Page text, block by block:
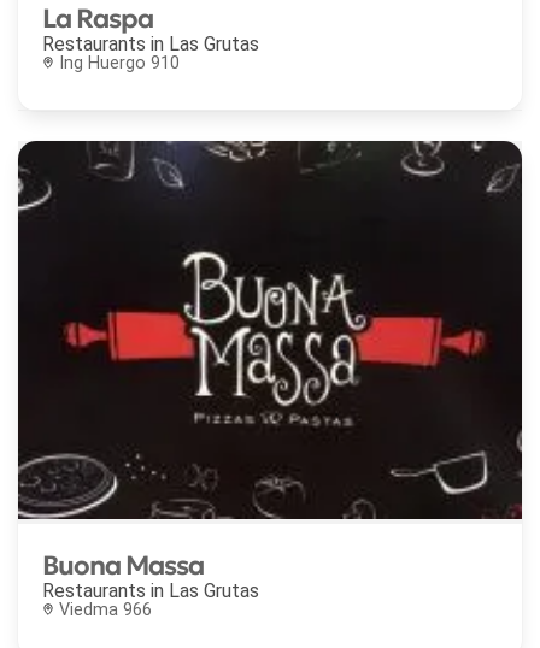
La Raspa
Restaurants in Las Grutas
Ing Huergo 910
Buona Massa
Restaurants in Las Grutas
Viedma 966